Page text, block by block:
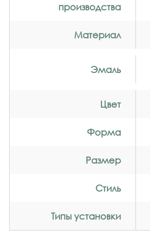
производства
Материал
Эмаль
Цвет
Форма
Размер
Стиль
Типы установки